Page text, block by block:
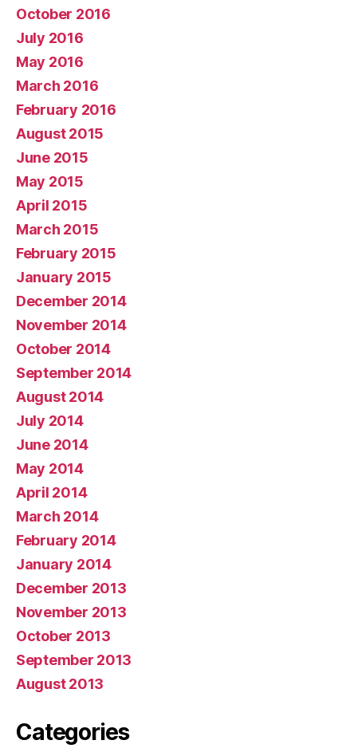
October 2016
July 2016
May 2016
March 2016
February 2016
August 2015
June 2015
May 2015
April 2015
March 2015
February 2015
January 2015
December 2014
November 2014
October 2014
September 2014
August 2014
July 2014
June 2014
May 2014
April 2014
March 2014
February 2014
January 2014
December 2013
November 2013
October 2013
September 2013
August 2013
Categories